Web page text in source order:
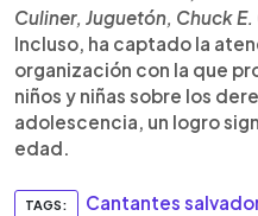
Culiner, Juguetón, Chuck E.
Incluso, ha captado la
organización con la que
niños y niñas sobre los
adolescencia, un logro
edad.
TAGS: Cantantes